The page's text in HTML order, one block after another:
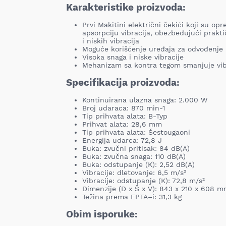
Karakteristike proizvoda:
Prvi Makitini električni čekići koji su
apsorpciju vibracija, obezbeđujući
i niskih vibracija
Moguće korišćenje uređaja za odvođenje
Visoka snaga i niske vibracije
Mehanizam sa kontra tegom smanjuje
Specifikacija proizvoda:
Kontinuirana ulazna snaga: 2.000 W
Broj udaraca: 870 min-1
Tip prihvata alata: B-Typ
Prihvat alata: 28,6 mm
Tip prihvata alata: Šestougaoni
Energija udarca: 72,8 J
Buka: zvučni pritisak: 84 dB(A)
Buka: zvučna snaga: 110 dB(A)
Buka: odstupanje (K): 2,52 dB(A)
Vibracije: dletovanje: 6,5 m/s²
Vibracije: odstupanje (K): 72,8 m/s²
Dimenzije (D x Š x V): 843 x 210 x 608
Težina prema EPTA–i: 31,3 kg
Obim isporuke: